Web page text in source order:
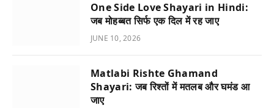
One Side Love Shayari in Hindi:
जब मोहब्बत सिर्फ एक दिल में रह जाए
JUNE 10, 2026
Matlabi Rishte Ghamand
Shayari: जब रिश्तों में मतलब और घमंड आ
जाए